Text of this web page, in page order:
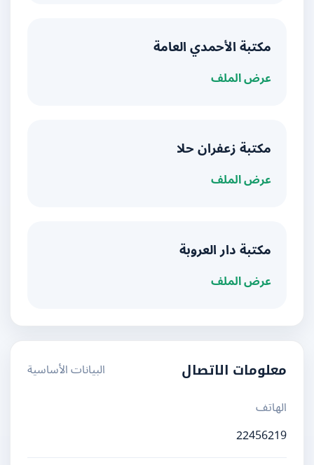
مكتبة الأحمدي العامة
عرض الملف
مكتبة زعفران حلا
عرض الملف
مكتبة دار العروبة
عرض الملف
معلومات الاتصال
البيانات الأساسية
الهاتف
22456219